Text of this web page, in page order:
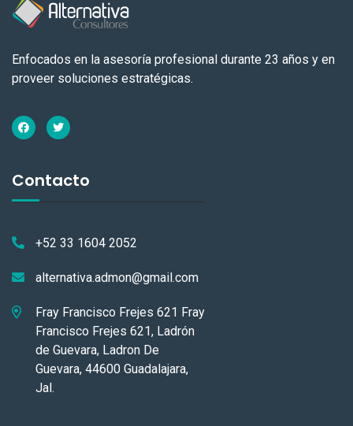
Enfocados en la asesoría profesional durante 23 años y en
proveer soluciones estratégicas.
Contacto
+52 33 1604 2052
alternativa.admon@gmail.com
Fray Francisco Frejes 621 Fray
Francisco Frejes 621, Ladrón
de Guevara, Ladron De
Guevara, 44600 Guadalajara,
Jal.